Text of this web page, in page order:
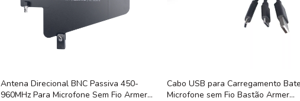
Antena Direcional BNC Passiva 450-
960MHz Para Microfone Sem Fio Armer
Cabo USB para Carregamento
Microfone sem Fio Bastão Armer